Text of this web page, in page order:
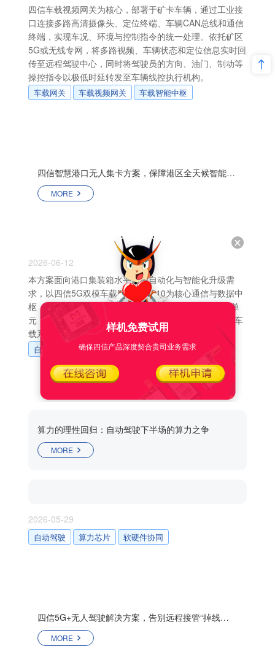
四信车载视频网关为核心，部署于矿卡车辆，通过工业接
口连接多路高清摄像头、定位终端、车辆CAN总线和通信
终端，实现车况、环境与控制指令的统一处理。依托矿区
5G或无线专网，将多路视频、车辆状态和定位信息实时回
传至远程驾驶中心，同时将驾驶员的方向、油门、制动等
操控指令以极低时延转发至车辆线控执行机构。
车载网关 车载视频网关 车载智能中枢
四信智慧港口无人集卡方案，保障港区全天候智能运行
MORE
2026-06-12
本方案面向港口集装箱水平运输自动化与智能化升级需
求，以四信5G双模车载网关FTV310为核心通信与数据中
枢，集成高精度定位终端F-V111与V2X OBU车路协同单
元，构建高可靠、低时延、高安全、易运维的无人集卡车
载系统。
自动驾驶 智慧港口 车辆控制 车路协同
算力的理性回归：自动驾驶下半场的算力之争
MORE
2026-05-29
自动驾驶 算力芯片 软硬件协同
四信5G+无人驾驶解决方案，告别远程接管“掉线时刻”
MORE
样机免费试用
确保四信产品深度契合贵司业务需求